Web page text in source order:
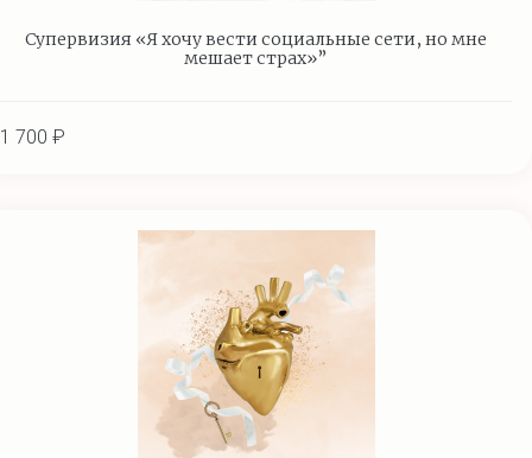
Супервизия «Я хочу вести социальные сети, но мне
мешает страх»”
1 700 ₽